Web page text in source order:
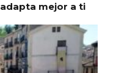
mejor a ti